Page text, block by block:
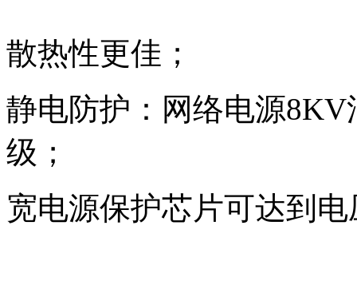
散热性更佳；
静电防护：网络电源
级；
宽电源保护芯片可达到电